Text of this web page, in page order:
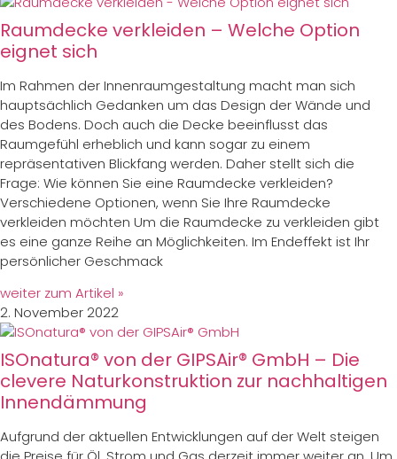
Raumdecke verkleiden – Welche Option
eignet sich
Im Rahmen der Innenraumgestaltung macht man sich
hauptsächlich Gedanken um das Design der Wände und
des Bodens. Doch auch die Decke beeinflusst das
Raumgefühl erheblich und kann sogar zu einem
repräsentativen Blickfang werden. Daher stellt sich die
Frage: Wie können Sie eine Raumdecke verkleiden?
Verschiedene Optionen, wenn Sie Ihre Raumdecke
verkleiden möchten Um die Raumdecke zu verkleiden gibt
es eine ganze Reihe an Möglichkeiten. Im Endeffekt ist Ihr
persönlicher Geschmack
weiter zum Artikel »
2. November 2022
ISOnatura® von der GIPSAir® GmbH – Die
clevere Naturkonstruktion zur nachhaltigen
Innendämmung
Aufgrund der aktuellen Entwicklungen auf der Welt steigen